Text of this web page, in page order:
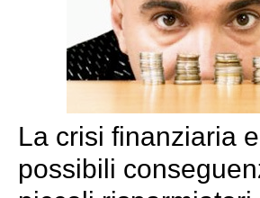
La crisi finanziaria
possibili